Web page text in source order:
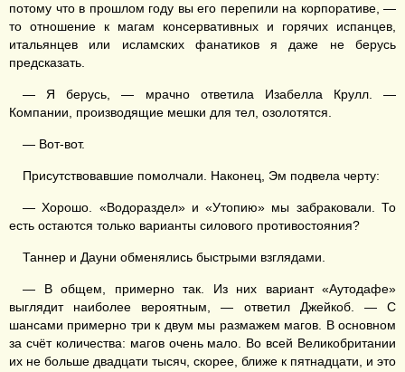
потому что в прошлом году вы его перепили на корпоративе, —
то отношение к магам консервативных и горячих испанцев,
итальянцев или исламских фанатиков я даже не берусь
предсказать.
— Я берусь, — мрачно ответила Изабелла Крулл. —
Компании, производящие мешки для тел, озолотятся.
— Вот-вот.
Присутствовавшие помолчали. Наконец, Эм подвела черту:
— Хорошо. «Водораздел» и «Утопию» мы забраковали. То
есть остаются только варианты силового противостояния?
Таннер и Дауни обменялись быстрыми взглядами.
— В общем, примерно так. Из них вариант «Аутодафе»
выглядит наиболее вероятным, — ответил Джейкоб. — С
шансами примерно три к двум мы размажем магов. В основном
за счёт количества: магов очень мало. Во всей Великобритании
их не больше двадцати тысяч, скорее, ближе к пятнадцати, и это